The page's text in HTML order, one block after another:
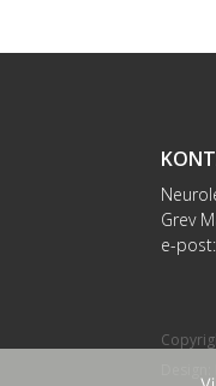
Grev
e-post: